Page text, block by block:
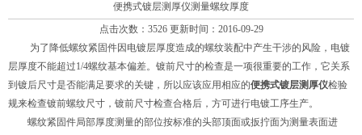
便携式镀层测厚仪测量螺纹厚度
点击次数：3526 更新时间：2016-09-29
为了降低螺纹紧固件因电镀层厚度造成的螺纹装配中产生干涉的风险，电镀
层厚度不能超过1/4螺纹基本偏差。镀前尺寸的检查是一项很重要的工作，它关系
到镀后尺寸是否能满足要求的关键，所以应该应用相应的便携式镀层测厚仪检验
规来检查镀前螺纹尺寸，镀前尺寸检查合格后，方可进行电镀工序生产。
螺纹紧固件局部厚度测量的部位按标准的头部顶面或扳拧面为测量表面进